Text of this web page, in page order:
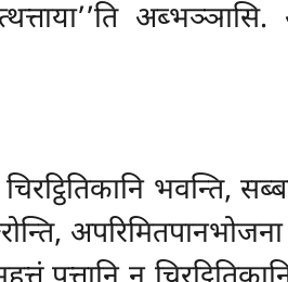
भवन्ति,
अपरिमितपानभोजना